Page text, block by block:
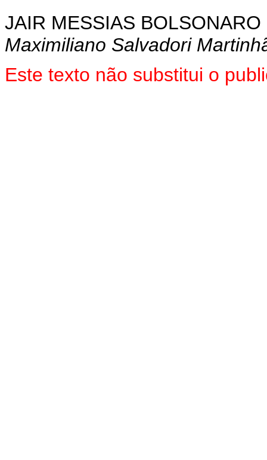
JAIR MESSIAS BOLSONARO
Maximiliano Salvadori
Este texto não substitui o